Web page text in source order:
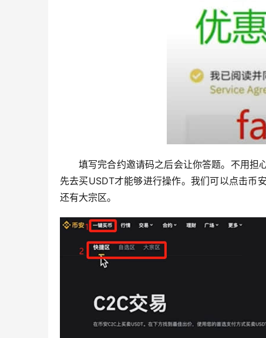
填写完合约邀请码之后会让你答题。不用担
先去买USDT才能够进行操作。我们可以点击币
还有大宗区。